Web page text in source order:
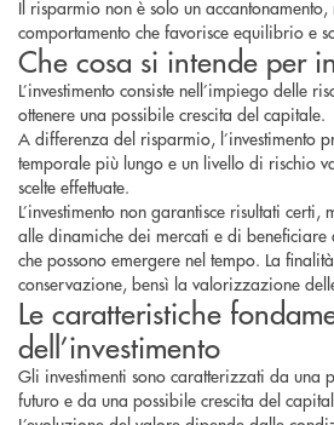
Il risparmio non è solo un
comportamento che favorisce equilibrio e
Che cosa si intende per
L’investimento consiste nell’impiego delle
ottenere una possibile crescita del capitale.
A differenza del risparmio, l’investimento
temporale più lungo e un livello di rischio
scelte effettuate.
L’investimento non garantisce risultati
alle dinamiche dei mercati e di beneficiare
che possono emergere nel tempo. La
conservazione, bensì la valorizzazione
Le caratteristiche
dell’investimento
Gli investimenti sono caratterizzati da una
futuro e da una possibile crescita del